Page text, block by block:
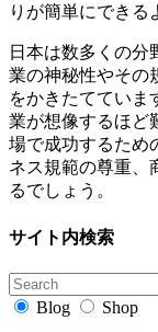
りが簡単にできる
日本は数多くの分
業の神秘性やその
をかきたてていま
業が想像するほど
場で成功するため
ネス規範の尊重、
るでしょう。
サイト内検索
Blog Shop